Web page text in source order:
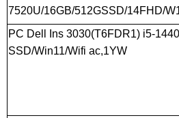
7520U/16GB/512GSSD/14FHD/
PC Dell Ins 3030(T6FDR1) i5-
SSD/Win11/Wifi ac,1YW